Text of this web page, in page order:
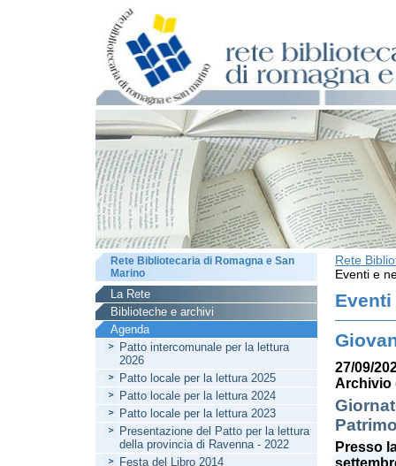
Rete
Eventi e
Eventi
27/09/
Archivio
Presso
Rete Bibliotecaria di Romagna e San
Marino
La Rete
Biblioteche e archivi
Agenda
Patto intercomunale per la lettura
2026
Patto locale per la lettura 2025
Patto locale per la lettura 2024
Patto locale per la lettura 2023
Presentazione del Patto per la lettura
della provincia di Ravenna - 2022
Festa del Libro 2014